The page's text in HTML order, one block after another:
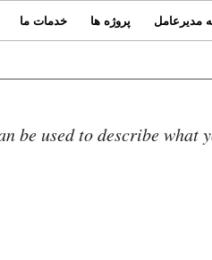
مدیرعامل پروژه ها خدمات ما
be used to describe what